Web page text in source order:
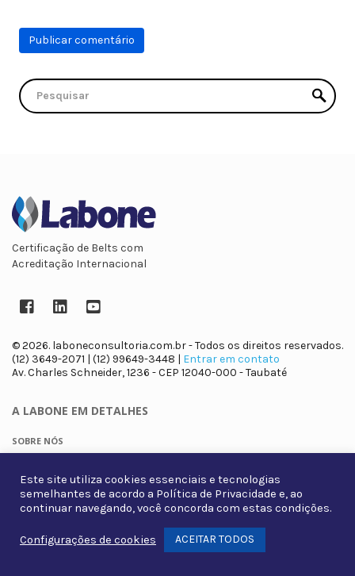
Certificação de Belts com
Acreditação Internacional
Facebook
LinkedInYouTube
© 2026. laboneconsultoria.com.br - Todos os direitos reservados.
(12) 3649-2071 | (12) 99649-3448 | Entrar em contato
Av. Charles Schneider, 1236 - CEP 12040-000 - Taubaté
A LABONE EM DETALHES
SOBRE NÓS
CENTRAL DOESTUDANTE
Este site utiliza cookies essenciais e tecnologias
semelhantes de acordo a Política de Privacidade e, ao
continuar navegando, você concorda com estas condições.
Configurações de cookies ACEITAR TODOS